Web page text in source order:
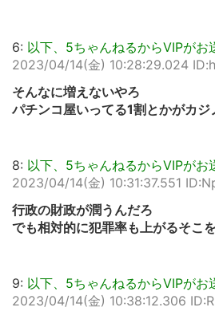
6: 以下、5ちゃんねるからVIPがお
2023/04/14(金) 10:28:29.024
そんなに増えないやろ
パチンコ屋いってる1割とかがカ
8: 以下、5ちゃんねるからVIPがお
2023/04/14(金) 10:31:37.551
行政の財政が潤うんだろ
でも相対的に犯罪率も上がるそこ
9: 以下、5ちゃんねるからVIPがお
2023/04/14(金) 10:38:12.306